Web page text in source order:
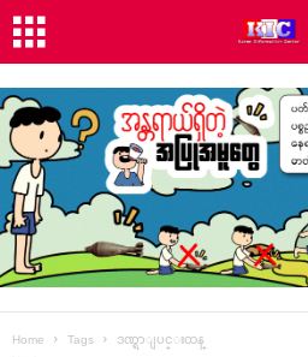
Home Tags ဒဏ္ရာျပင္းထန္